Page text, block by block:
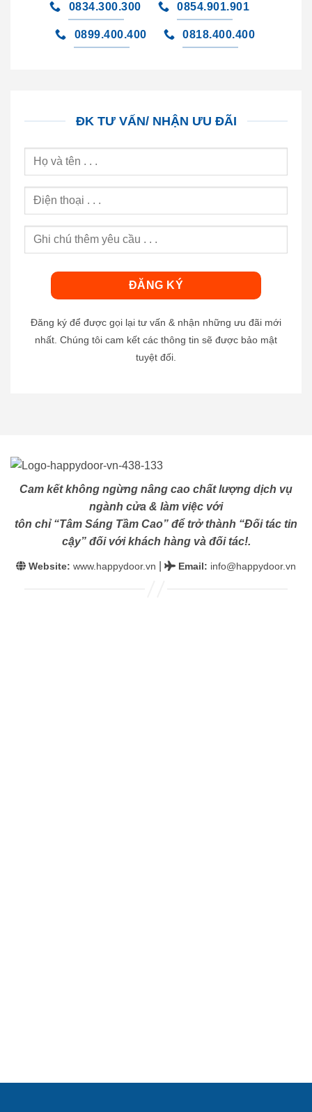
0834.300.300 0854.901.901
0899.400.400 0818.400.400
ĐK TƯ VẤN/ NHẬN ƯU ĐÃI
Đăng ký để được gọi lại tư vấn & nhận những ưu đãi mới
nhất. Chúng tôi cam kết các thông tin sẽ được bảo mật
tuyệt đối.
Cam kết không ngừng nâng cao chất lượng dịch vụ
ngành cửa & làm việc với
tôn chỉ “Tâm Sáng Tầm Cao” để trở thành “Đối tác tin
cậy” đối với khách hàng và đối tác!.
Website: www.happydoor.vn Email: info@happydoor.vn